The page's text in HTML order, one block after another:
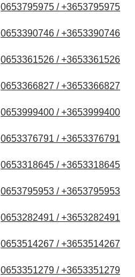
0653795975 / +3653795975
0653390746 / +3653390746
0653361526 / +3653361526
0653366827 / +3653366827
0653999400 / +3653999400
0653376791 / +3653376791
0653318645 / +3653318645
0653795953 / +3653795953
0653282491 / +3653282491
0653514267 / +3653514267
0653351279 / +3653351279